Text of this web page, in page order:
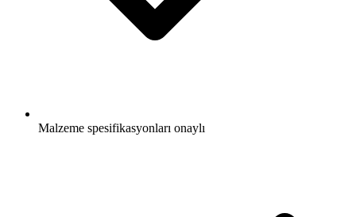
Malzeme spesifikasyonları onaylı